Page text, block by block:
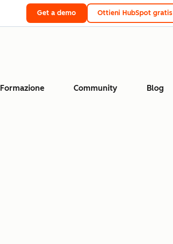
Get a demo Ottieni HubSpot gratis
Formazione Community Blog